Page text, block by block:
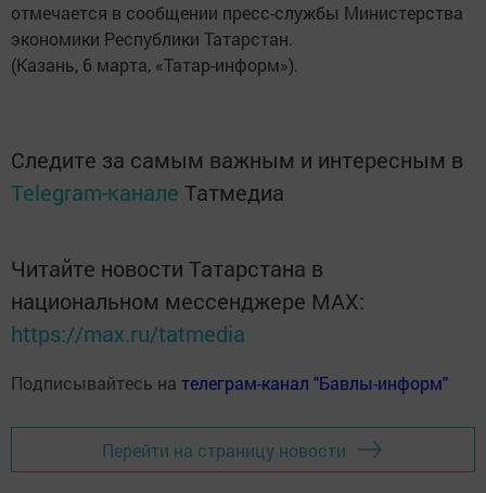
отмечается в сообщении пресс-службы Министерства
экономики Республики Татарстан.
(Казань, 6 марта, «Татар-информ»).
Следите за самым важным и интересным в
Telegram-канале Татмедиа
Читайте новости Татарстана в
национальном мессенджере MАХ:
https://max.ru/tatmedia
Подписывайтесь на телеграм-канал "Бавлы-информ"
Перейти на страницу новости